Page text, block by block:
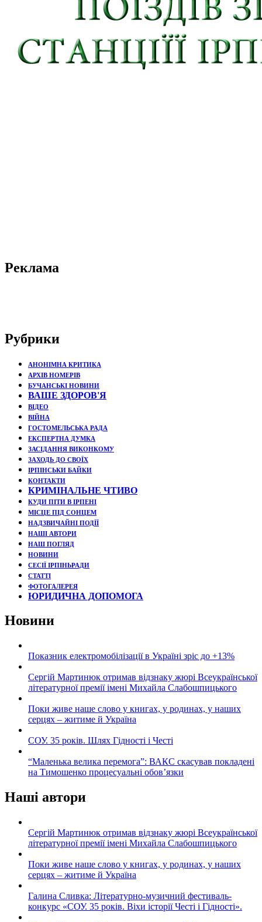
Реклама
Рубрики
АНОНІМНА КРИТИКА
АРХІВ НОМЕРІВ
БУЧАНСЬКІ НОВИНИ
ВАШЕ ЗДОРОВ'Я
ВІДЕО
ВІЙНА
ГОСТОМЕЛЬСЬКА РАДА
ЕКСПЕРТНА ДУМКА
ЗАСІДАННЯ ВИКОНКОМУ
ЗАХОДЬ ДО СВОЇХ
ІРПІНСЬКИ БАЙКИ
КОНТАКТИ
КРИМІНАЛЬНЕ ЧТИВО
КУДИ ПІТИ В ІРПЕНІ
МІСЦЕ ПІД СОНЦЕМ
НАДЗВИЧАЙНІ ПОДЇЇ
НАШІ АВТОРИ
НАШ ПОГЛЯД
НОВИНИ
СЕСІЇ ІРПІНЬРАДИ
СТАТТІ
ФОТОГАЛЕРЕЯ
ЮРИДИЧНА ДОПОМОГА
Новини
Показник електромобілізації в Україні зріс до +13%
Сергій Мартинюк отримав відзнаку жюрі Всеукраїнської
літературної премії імені Михайла Слабошпицького
Поки живе наше слово у книгах, у родинах, у наших
серцях – житиме й Україна
СОУ. 35 років. Шлях Гідності і Честі
“Маленька велика перемога”: ВАКС скасував покладені
на Тимошенко процесуальні обов’язки
Наші автори
Сергій Мартинюк отримав відзнаку жюрі Всеукраїнської
літературної премії імені Михайла Слабошпицького
Поки живе наше слово у книгах, у родинах, у наших
серцях – житиме й Україна
Галина Сливка: Літературно-музичний фестиваль-
конкурс «СОУ. 35 років. Віхи історії Честі і Гідності».